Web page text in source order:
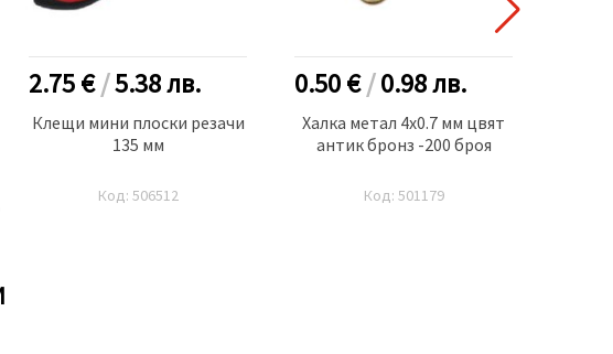
2.75 €/5.38лв.
Клещи мини плоски резачи
135 мм
Код: 506512
0.50 €/0.98лв.
Халка метал 4x0.7 мм цвят
антик бронз -200 броя
Код: 501179